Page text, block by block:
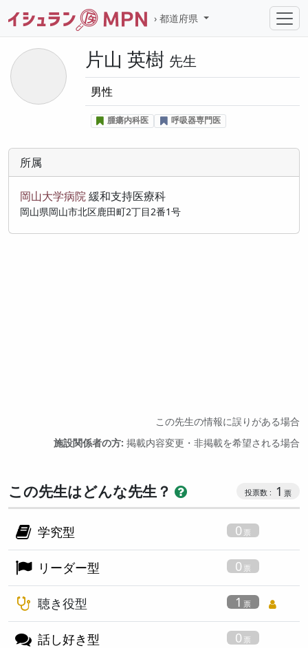
都道府県
片山 英樹 先生
男性
腫瘍内科医 呼吸器専門医
所属
岡山大学病院緩和支持医療科
岡山県岡山市北区鹿田町2丁目2番1号
この先生の情報に誤りがある場合
施設関係者の方: 掲載内容変更・非掲載を希望される場合
この先生はどんな先生？ 1
学究型 0
リーダー型 0
聴き役型 1
話し好き型 0